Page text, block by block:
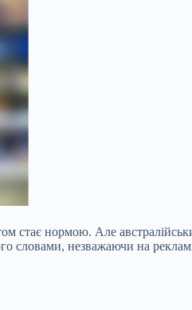
стає нормою. Але
словами, незважаючи на